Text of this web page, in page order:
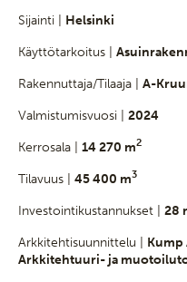
Sijainti | Helsinki
Käyttötarkoitus |
Rakennuttaja/Tilaaja | A-
Valmistumisvuosi | 2024
Kerrosala | 14 270 m2
Tilavuus | 45 400 m3
Investointikustannukset | 28
Arkkitehtisuunnittelu |
Arkkitehtuuri- ja